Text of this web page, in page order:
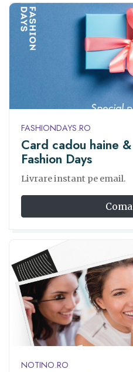
FASHIONDAYS.RO
Card cadou haine
Fashion Days
Livrare instant pe email.
NOTINO.RO